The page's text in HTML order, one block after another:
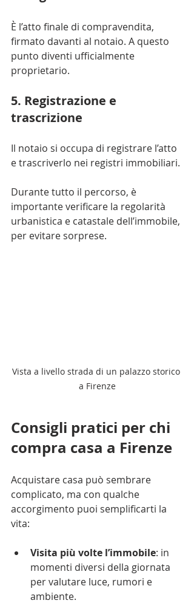
È l’atto finale di compravendita,
firmato davanti al notaio. A questo
punto diventi ufficialmente
proprietario.
5. Registrazione e
trascrizione
Il notaio si occupa di registrare l’atto
e trascriverlo nei registri immobiliari.
Durante tutto il percorso, è
importante verificare la regolarità
urbanistica e catastale dell’immobile,
per evitare sorprese.
Vista a livello strada di un palazzo storico
a Firenze
Consigli pratici per chi
compra casa a Firenze
Acquistare casa può sembrare
complicato, ma con qualche
accorgimento puoi semplificarti la
vita:
Visita più volte l’immobile: in
momenti diversi della giornata
per valutare luce, rumori e
ambiente.